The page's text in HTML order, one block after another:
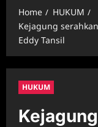
Home
HUKUM
Kejagung
Eddy Tansil
HUKUM